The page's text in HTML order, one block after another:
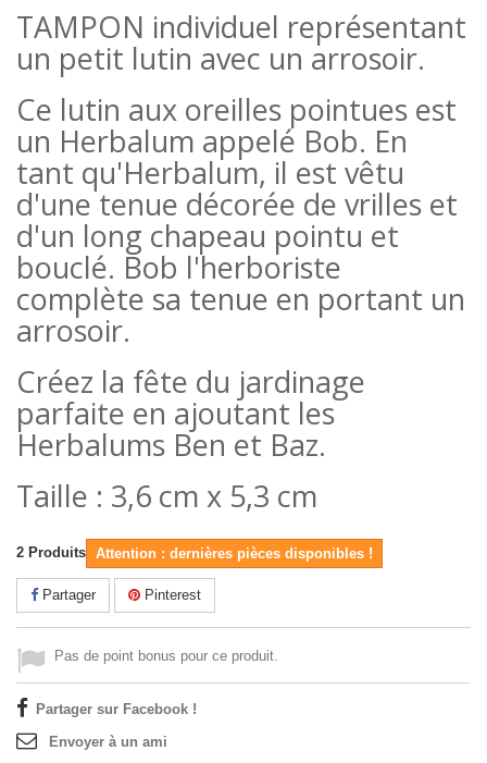
TAMPON individuel représentant
un petit lutin avec un arrosoir.
Ce lutin aux oreilles pointues est
un Herbalum appelé Bob. En
tant qu'Herbalum, il est vêtu
d'une tenue décorée de vrilles et
d'un long chapeau pointu et
bouclé. Bob l'herboriste
complète sa tenue en portant un
arrosoir.
Créez la fête du jardinage
parfaite en ajoutant les
Herbalums Ben et Baz.
Taille : 3,6 cm x 5,3 cm
2 Produits Attention : dernières pièces disponibles !
Partager Pinterest
Pas de point bonus pour ce produit.
Partager sur Facebook !
Envoyer à un ami